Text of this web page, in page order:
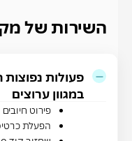
השירות של
פעולות נפוצות
במגוון ערוצים
פירוט חיובים
הפעלת